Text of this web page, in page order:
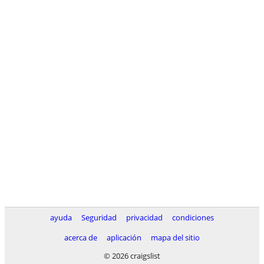
ayuda Seguridad privacidad
condiciones
acerca de
aplicación
mapa del sitio
© 2026 craigslist